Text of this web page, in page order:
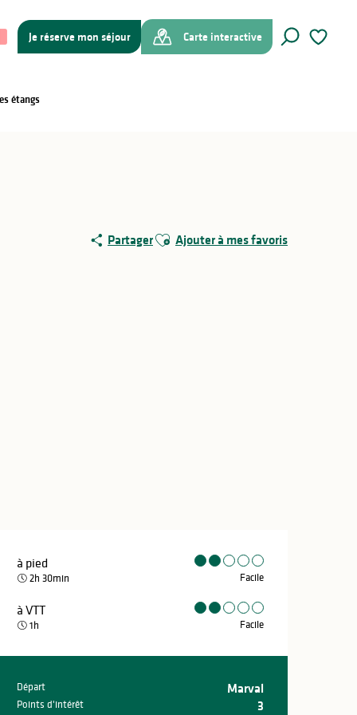
Je réserve mon séjour
Carte interactive
étangs
PartagerAjouter aux favoris
Ajouter à mes favoris
à pied
2h 30min Facile
à VTT
1h Facile
Départ Marval
Points d'intérêt 3